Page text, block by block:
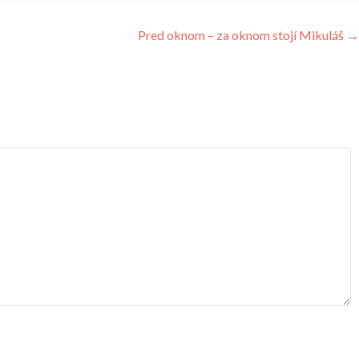
Pred oknom – za oknom stojí Mikuláš →